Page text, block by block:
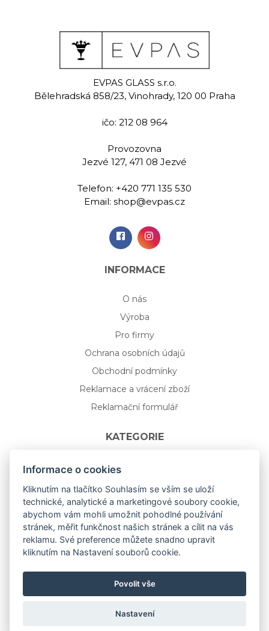
EVPAS GLASS s.r.o.
Bělehradská 858/23, Vinohrady, 120 00 Praha
ičo: 212 08 964
Provozovna
Jezvé 127, 471 08 Jezvé
Telefon: +420 771 135 530
Email: shop@evpas.cz
INFORMACE
O nás
Výroba
Pro firmy
Ochrana osobních údajů
Obchodní podmínky
Reklamace a vrácení zboží
Reklamační formulář
KATEGORIE
Nápojové sklo
Bydlení
Dárkový poukaz na míru
Mystery box
Kolekce
NOVÁ rozkvetlá KOLEKCE 🌸🌼
aceit.czAll Right Reserved.
Informace o cookies
Kliknutím na tlačítko Souhlasím se vším se uloží
technické, analytické a marketingové soubory cookie,
abychom vám mohli umožnit pohodlné používání
stránek, měřit funkčnost našich stránek a cílit na vás
reklamu. Své preference můžete snadno upravit
kliknutím na Nastavení souborů cookie.
Povolit vše
Nastavení